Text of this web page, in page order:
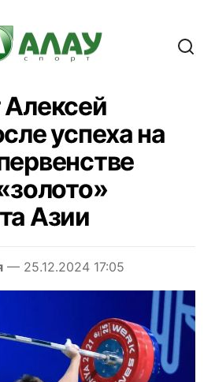
успеха на
Азии
— 25.12.2024 17:05